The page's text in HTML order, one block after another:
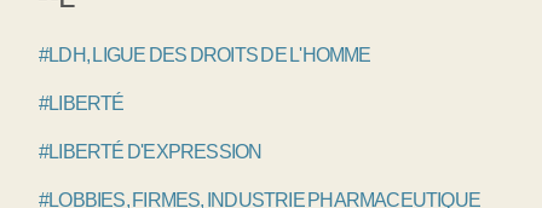
#LDH, LIGUE DES DROITS DE L'HOMME
#LIBERTÉ
#LIBERTÉ D'EXPRESSION
#LOBBIES, FIRMES, INDUSTRIE PHARMACEUTIQUE